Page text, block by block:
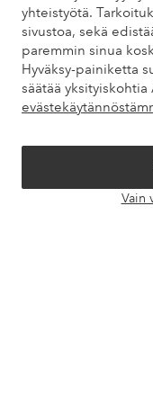
yhteistyötä.
sivustoa, sekä
paremmin sinua
Hyväksy-painiketta
säätää
Vain
Asiakaspalvelu
Omat sivut
Tietoa Elloksesta